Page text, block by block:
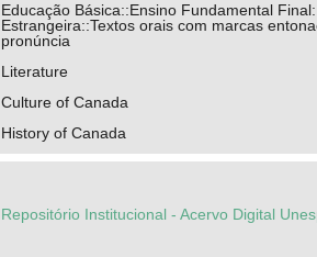
Educação Básica::Ensino Fundamental
Estrangeira::Textos orais com marcas
pronúncia
Literature
Culture of Canada
History of Canada
Repositório Institucional - Acervo Digital